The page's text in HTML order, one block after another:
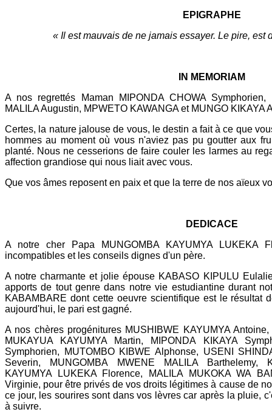
EPIGRAPHE
« Il est mauvais de ne jamais essayer. Le pire, est
IN MEMORIAM
A nos regrettés Maman MIPONDA CHOWA Symphorien,
MALILA Augustin, MPWETO KAWANGA et MUNGO KIKAYA
Certes, la nature jalouse de vous, le destin a fait à ce que
hommes au moment où vous n'aviez pas pu goutter aux
planté. Nous ne cesserions de faire couler les larmes au
affection grandiose qui nous liait avec vous.
Que vos âmes reposent en paix et que la terre de nos aïeux
DEDICACE
A notre cher Papa MUNGOMBA KAYUMYA LUKEKA
incompatibles et les conseils dignes d'un père.
A notre charmante et jolie épouse KABASO KIPULU
apports de tout genre dans notre vie estudiantine durant
KABAMBARE dont cette oeuvre scientifique est le résultat
aujourd'hui, le pari est gagné.
A nos chères progénitures MUSHIBWE KAYUMYA
MUKAYUA KAYUMYA Martin, MIPONDA KIKAYA
Symphorien, MUTOMBO KIBWE Alphonse, USENI
Severin, MUNGOMBA MWENE MALILA Barthelemy,
KAYUMYA LUKEKA Florence, MALILA MUKOKA WA
Virginie, pour être privés de vos droits légitimes à cause de
ce jour, les sourires sont dans vos lèvres car après la pluie,
à suivre.